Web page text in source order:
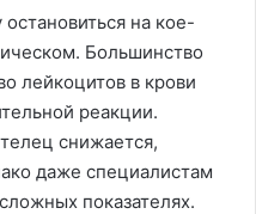
остановиться на кое-
Большинство
лейкоцитов в крови
реакции.
снижается,
даже специалистам
показателях.